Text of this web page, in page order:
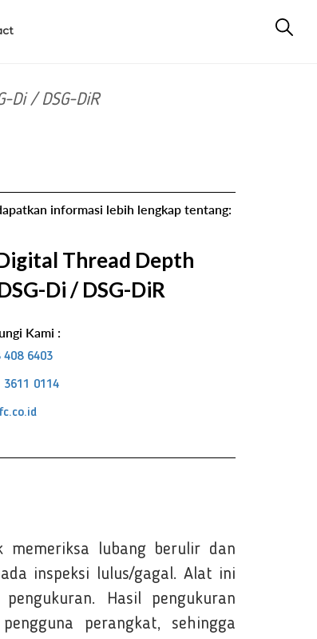
Di / DSG-DiR
informasi lebih lengkap tentang:
Thread Depth
Di / DSG-DiR
Kami :
408 6403
3611 0114
memeriksa lubang berulir dan
inspeksi lulus/gagal. Alat ini
Hasil pengukuran
perangkat, sehingga